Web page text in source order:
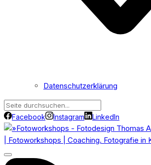
Datenschutzerklärung
Facebook Instagram LinkedIn